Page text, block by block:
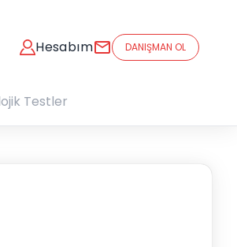
Hesabım DANIŞMAN OL
Testler